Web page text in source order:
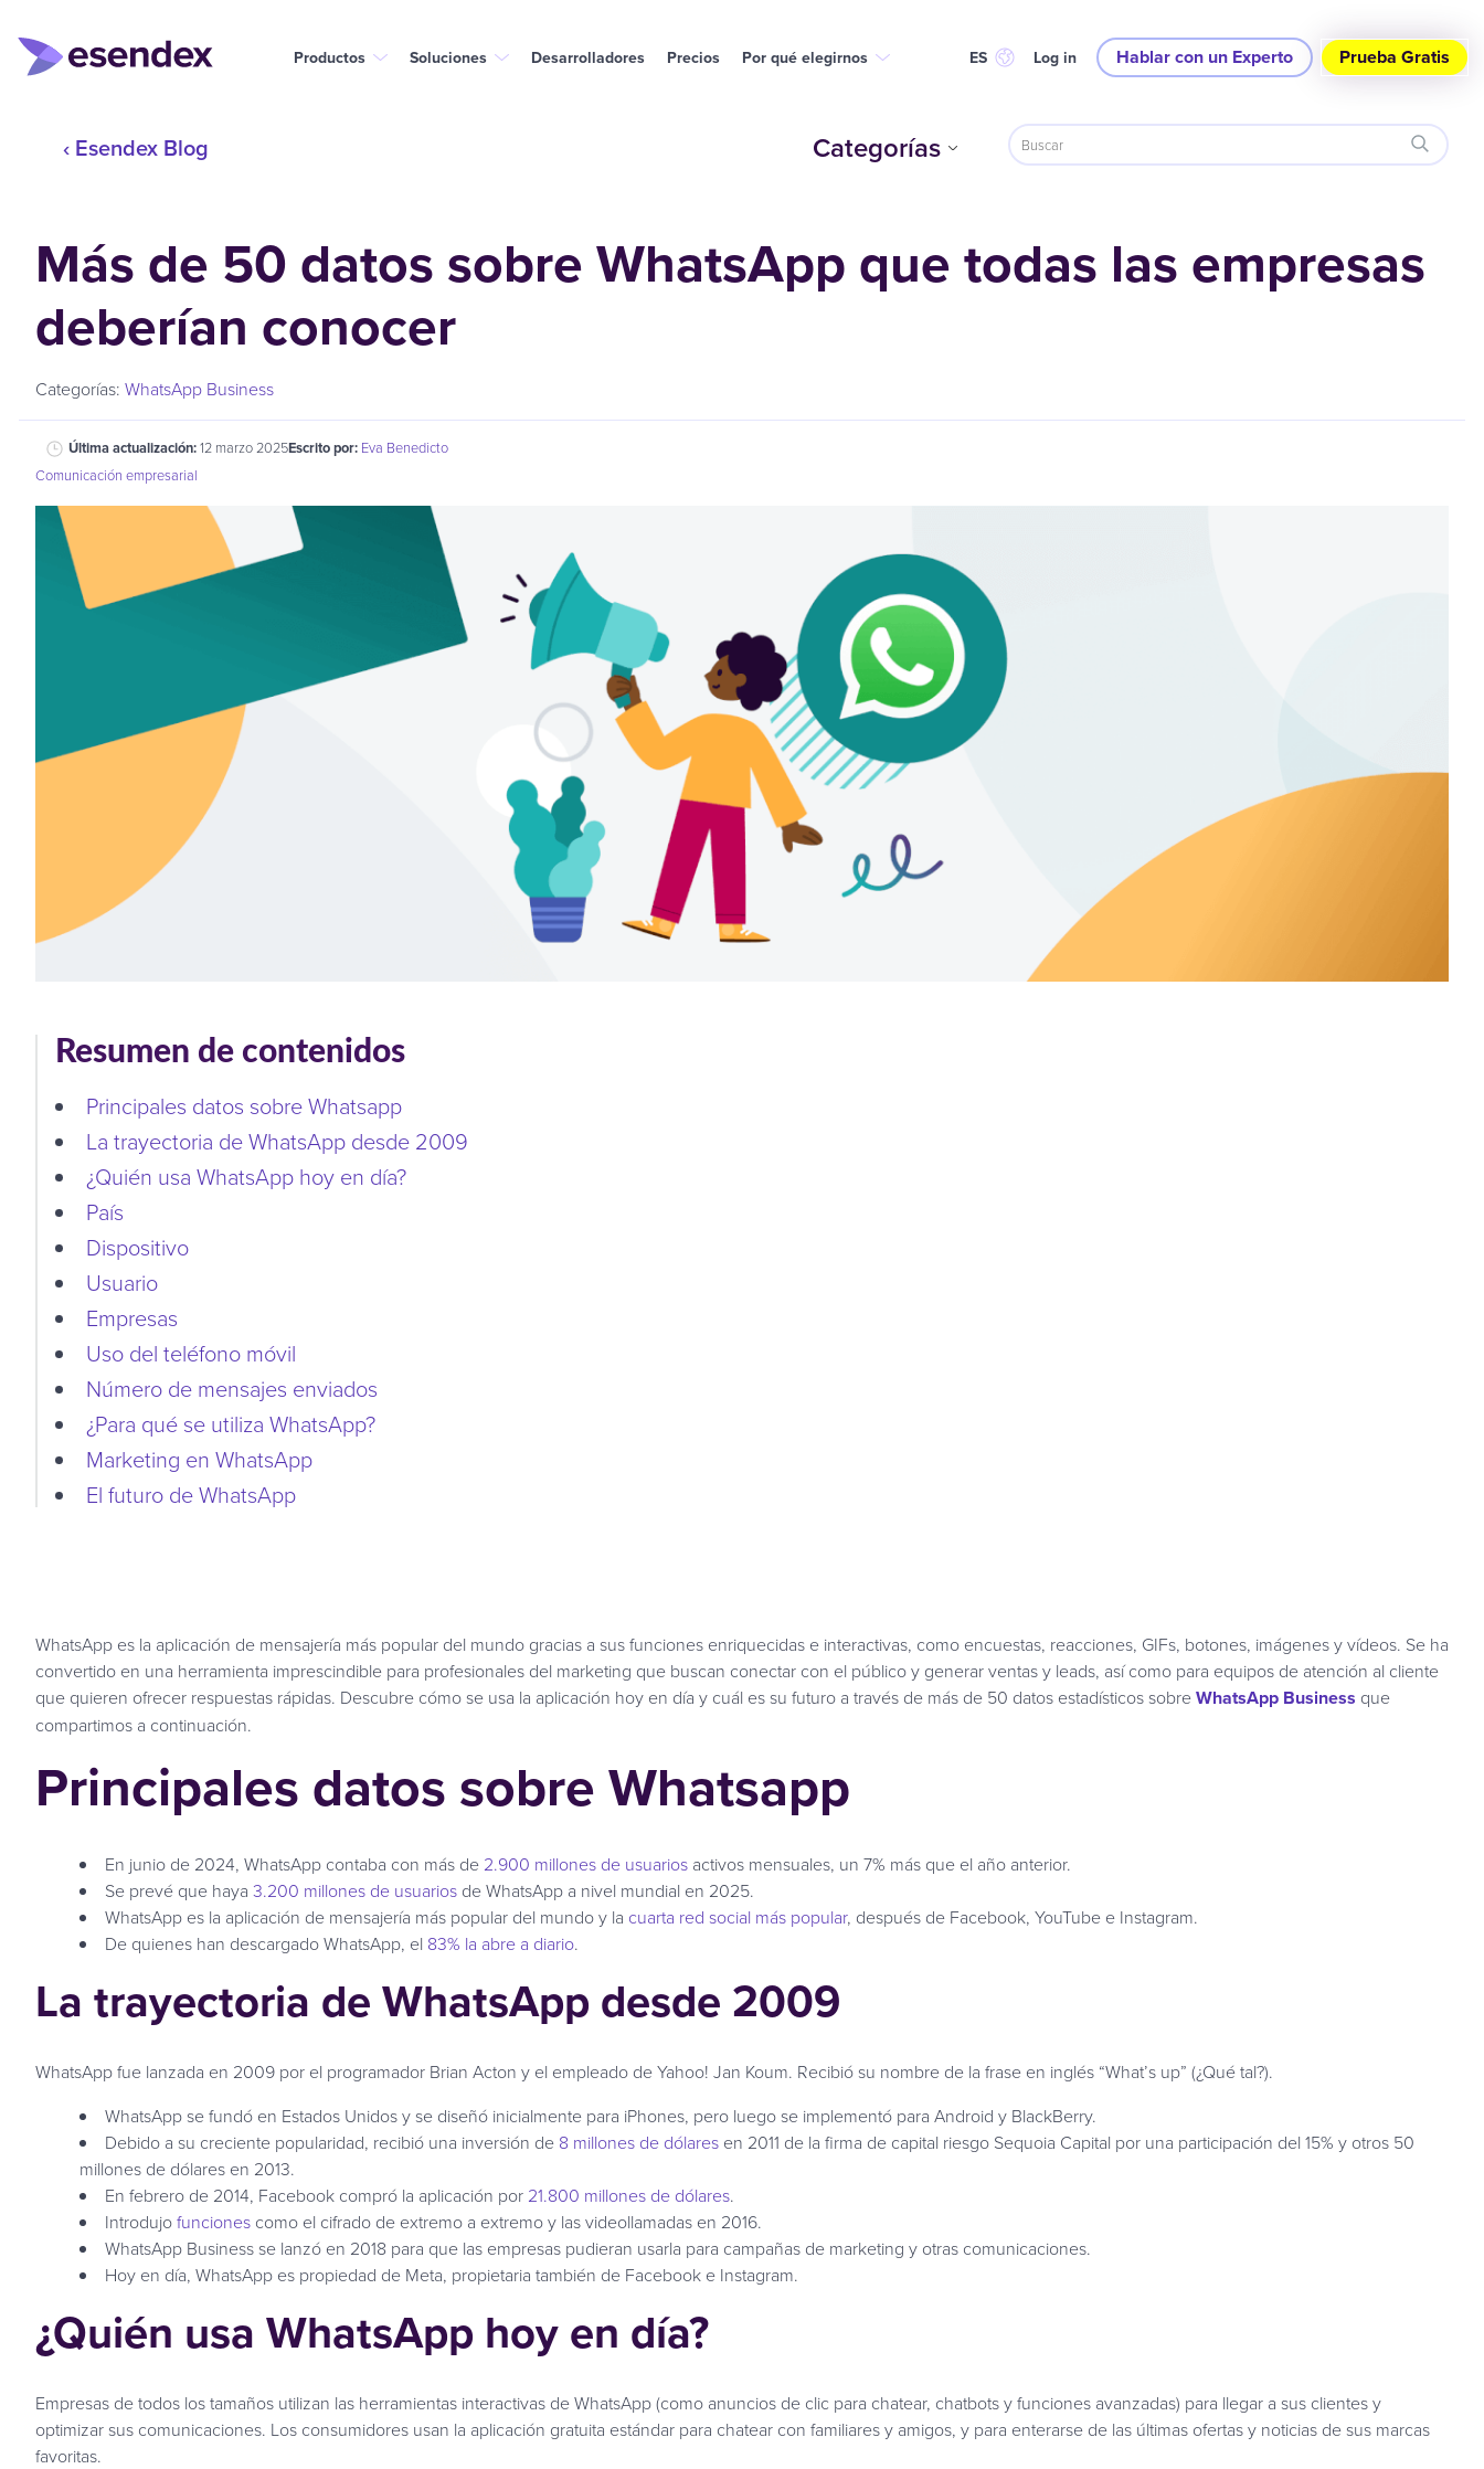
Productos Soluciones Desarrolladores Precios Por qué elegirnos ES Log in Hablar con un Experto Prueba Gratis
‹ Esendex Blog Categorías
Más de 50 datos sobre WhatsApp que todas las empresas
deberían conocer
Categorías: WhatsApp Business
Última actualización:12 marzo 2025Escrito por: Eva Benedicto
Comunicación empresarial
Resumen de contenidos
Principales datos sobre Whatsapp
La trayectoria de WhatsApp desde 2009
¿Quién usa WhatsApp hoy en día?
País
Dispositivo
Usuario
Empresas
Uso del teléfono móvil
Número de mensajes enviados
¿Para qué se utiliza WhatsApp?
Marketing en WhatsApp
El futuro de WhatsApp
WhatsApp es la aplicación de mensajería más popular del mundo gracias a sus funciones enriquecidas e interactivas, como encuestas, reacciones, GIFs, botones, imágenes y vídeos. Se ha
convertido en una herramienta imprescindible para profesionales del marketing que buscan conectar con el público y generar ventas y leads, así como para equipos de atención al cliente
que quieren ofrecer respuestas rápidas. Descubre cómo se usa la aplicación hoy en día y cuál es su futuro a través de más de 50 datos estadísticos sobreWhatsApp Business que
compartimos a continuación.
Principales datos sobre Whatsapp
En junio de 2024, WhatsApp contaba con más de 2.900 millones de usuarios activos mensuales, un 7% más que el año anterior.
Se prevé que haya 3.200 millones de usuarios de WhatsApp a nivel mundial en 2025.
WhatsApp es la aplicación de mensajería más popular del mundo y la cuarta red social más popular, después de Facebook, YouTube e Instagram.
De quienes han descargado WhatsApp, el 83% la abre a diario.
La trayectoria de WhatsApp desde 2009
WhatsApp fue lanzada en 2009 por el programador Brian Acton y el empleado de Yahoo! Jan Koum. Recibió su nombre de la frase en inglés “What’s up” (¿Qué tal?).
WhatsApp se fundó en Estados Unidos y se diseñó inicialmente para iPhones, pero luego se implementó para Android y BlackBerry.
Debido a su creciente popularidad, recibió una inversión de 8 millones de dólares en 2011 de la firma de capital riesgo Sequoia Capital por una participación del 15% y otros 50
millones de dólares en 2013.
En febrero de 2014, Facebook compró la aplicación por 21.800 millones de dólares.
Introdujofunciones como el cifrado de extremo a extremo y las videollamadas en 2016.
WhatsApp Business se lanzó en 2018 para que las empresas pudieran usarla para campañas de marketing y otras comunicaciones.
Hoy en día, WhatsApp es propiedad de Meta, propietaria también de Facebook e Instagram.
¿Quién usa WhatsApp hoy en día?
Empresas de todos los tamaños utilizan las herramientas interactivas de WhatsApp (como anuncios de clic para chatear, chatbots y funciones avanzadas) para llegar a sus clientes y
optimizar sus comunicaciones. Los consumidores usan la aplicación gratuita estándar para chatear con familiares y amigos, y para enterarse de las últimas ofertas y noticias de sus marcas
favoritas.